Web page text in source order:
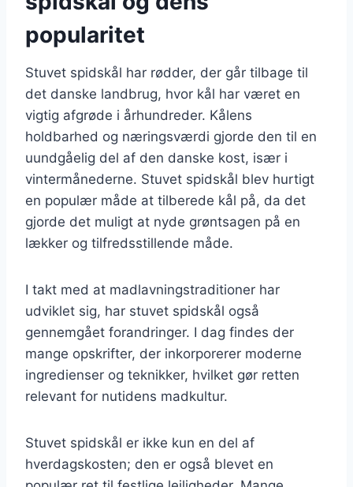
popularitet
Stuvet spidskål har rødder, der går tilbage til
det danske landbrug, hvor kål har været en
vigtig afgrøde i århundreder. Kålens
holdbarhed og næringsværdi gjorde den til en
uundgåelig del af den danske kost, især i
vintermånederne. Stuvet spidskål blev hurtigt
en populær måde at tilberede kål på, da det
gjorde det muligt at nyde grøntsagen på en
lækker og tilfredsstillende måde.
I takt med at madlavningstraditioner har
udviklet sig, har stuvet spidskål også
gennemgået forandringer. I dag findes der
mange opskrifter, der inkorporerer moderne
ingredienser og teknikker, hvilket gør retten
relevant for nutidens madkultur.
Stuvet spidskål er ikke kun en del af
hverdagskosten; den er også blevet en